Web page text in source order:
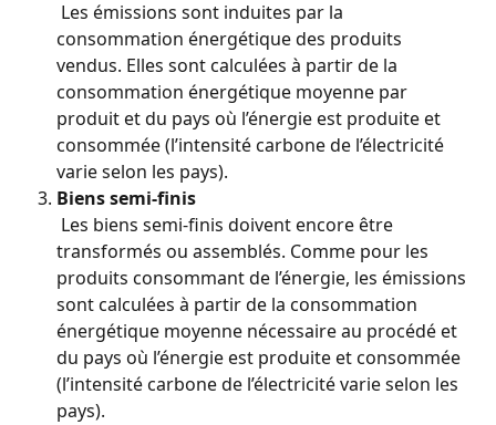
consommation énergétique des produits
vendus. Elles sont calculées à partir de la
consommation énergétique moyenne par
produit et du pays où l’énergie est produite et
consommée (l’intensité carbone de l’électricité
varie selon les pays).
Biens semi-finis
transformés ou assemblés. Comme pour les
produits consommant de l’énergie, les émissions
sont calculées à partir de la consommation
énergétique moyenne nécessaire au procédé et
du pays où l’énergie est produite et consommée
(l’intensité carbone de l’électricité varie selon les
pays).